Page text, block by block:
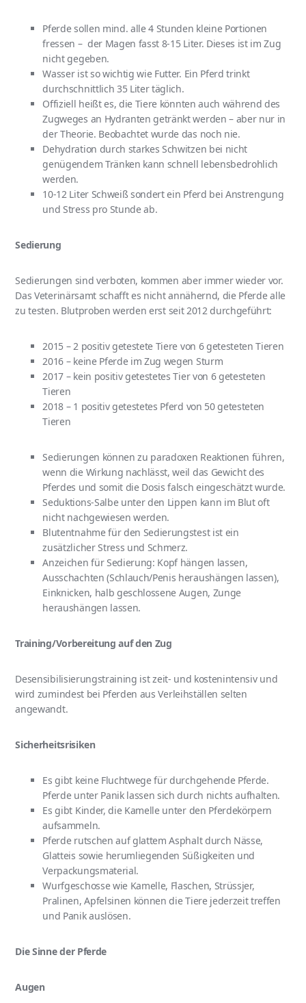
Pferde sollen mind. alle 4 Stunden kleine Portionen
fressen – der Magen fasst 8-15 Liter. Dieses ist im Zug
nicht gegeben.
Wasser ist so wichtig wie Futter. Ein Pferd trinkt
durchschnittlich 35 Liter täglich.
Offiziell heißt es, die Tiere könnten auch während des
Zugweges an Hydranten getränkt werden – aber nur in
der Theorie. Beobachtet wurde das noch nie.
Dehydration durch starkes Schwitzen bei nicht
genügendem Tränken kann schnell lebensbedrohlich
werden.
10-12 Liter Schweiß sondert ein Pferd bei Anstrengung
und Stress pro Stunde ab.
Sedierung
Sedierungen sind verboten, kommen aber immer wieder vor.
Das Veterinärsamt schafft es nicht annähernd, die Pferde alle
zu testen. Blutproben werden erst seit 2012 durchgeführt:
2015 – 2 positiv getestete Tiere von 6 getesteten Tieren
2016 – keine Pferde im Zug wegen Sturm
2017 – kein positiv getestetes Tier von 6 getesteten
Tieren
2018 – 1 positiv getestetes Pferd von 50 getesteten
Tieren
Sedierungen können zu paradoxen Reaktionen führen,
wenn die Wirkung nachlässt, weil das Gewicht des
Pferdes und somit die Dosis falsch eingeschätzt wurde.
Seduktions-Salbe unter den Lippen kann im Blut oft
nicht nachgewiesen werden.
Blutentnahme für den Sedierungstest ist ein
zusätzlicher Stress und Schmerz.
Anzeichen für Sedierung: Kopf hängen lassen,
Ausschachten (Schlauch/Penis heraushängen lassen),
Einknicken, halb geschlossene Augen, Zunge
heraushängen lassen.
Training/Vorbereitung auf den Zug
Desensibilisierungstraining ist zeit- und kostenintensiv und
wird zumindest bei Pferden aus Verleihställen selten
angewandt.
Sicherheitsrisiken
Es gibt keine Fluchtwege für durchgehende Pferde.
Pferde unter Panik lassen sich durch nichts aufhalten.
Es gibt Kinder, die Kamelle unter den Pferdekörpern
aufsammeln.
Pferde rutschen auf glattem Asphalt durch Nässe,
Glatteis sowie herumliegenden Süßigkeiten und
Verpackungsmaterial.
Wurfgeschosse wie Kamelle, Flaschen, Strüssjer,
Pralinen, Apfelsinen können die Tiere jederzeit treffen
und Panik auslösen.
Die Sinne der Pferde
Augen